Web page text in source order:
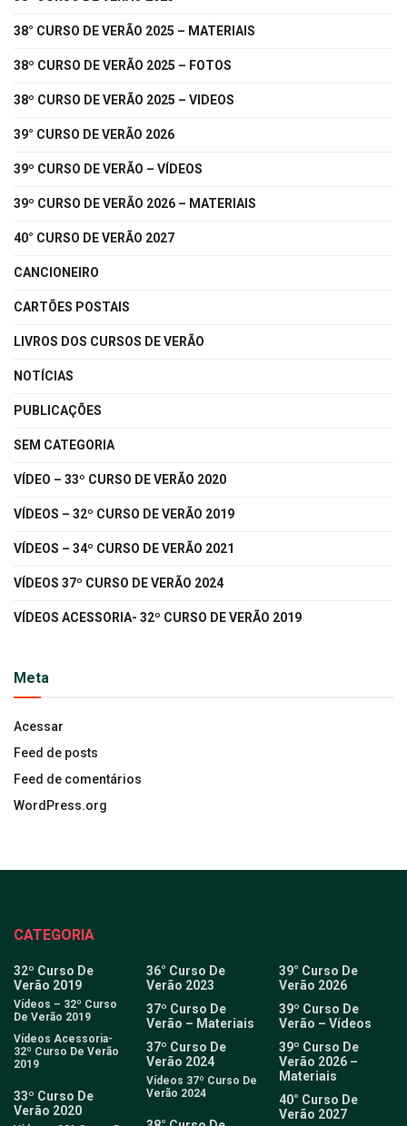
38° CURSO DE VERÃO 2025 – MATERIAIS
38º CURSO DE VERÃO 2025 – FOTOS
38º CURSO DE VERÃO 2025 – VIDEOS
39° CURSO DE VERÃO 2026
39º CURSO DE VERÃO – VÍDEOS
39º CURSO DE VERÃO 2026 – MATERIAIS
40° CURSO DE VERÃO 2027
CANCIONEIRO
CARTÕES POSTAIS
LIVROS DOS CURSOS DE VERÃO
NOTÍCIAS
PUBLICAÇÕES
SEM CATEGORIA
VÍDEO – 33º CURSO DE VERÃO 2020
VÍDEOS – 32º CURSO DE VERÃO 2019
VÍDEOS – 34º CURSO DE VERÃO 2021
VÍDEOS 37º CURSO DE VERÃO 2024
VÍDEOS ACESSORIA- 32º CURSO DE VERÃO 2019
Meta
Acessar
Feed de posts
Feed de comentários
WordPress.org
CATEGORIA
32º Curso De
Verão 2019
Vídeos – 32º Curso
De Verão 2019
Vídeos Acessoria-
32º Curso De Verão
2019
33º Curso De
Verão 2020
36° Curso De
Verão 2023
37º Curso De
Verão – Materiais
37º Curso De
Verão 2024
Vídeos 37º Curso De
Verão 2024
39° Curso De
Verão 2026
39º Curso De
Verão – Vídeos
39º Curso De
Verão 2026 –
Materiais
40° Curso De
Verão 2027